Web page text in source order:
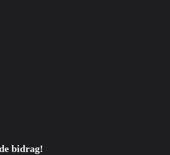
bidrag!